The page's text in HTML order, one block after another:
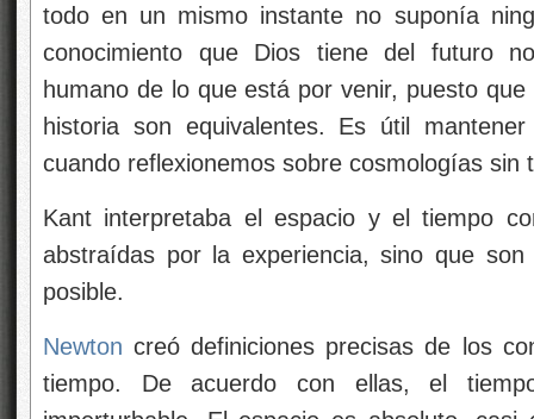
todo en un mismo instante no suponía
conocimiento que Dios tiene del futuro
humano de lo que está por venir, puesto
historia son equivalentes. Es útil
cuando reflexionemos sobre cosmologías sin
Kant interpretaba el espacio y el tiempo
abstraídas por la experiencia, sino que
posible.
Newton creó definiciones precisas de los
tiempo. De acuerdo con ellas, el